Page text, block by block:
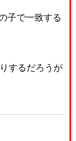
子で一致する
するだろうが